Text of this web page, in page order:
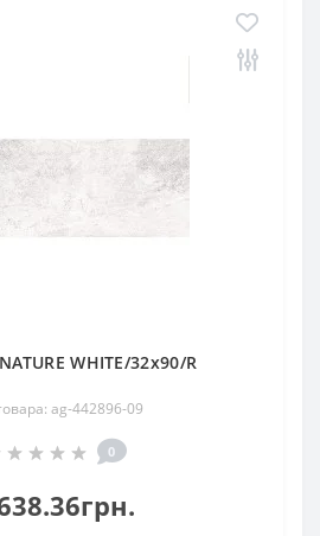
WHITE/32x90/R
ag-442896-09
0